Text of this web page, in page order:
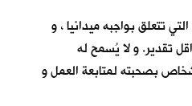
تتعلق بواجبه ميدانيا ، و
تقدير. و لا يُسمح له
بصحبته لمتابعة العمل و